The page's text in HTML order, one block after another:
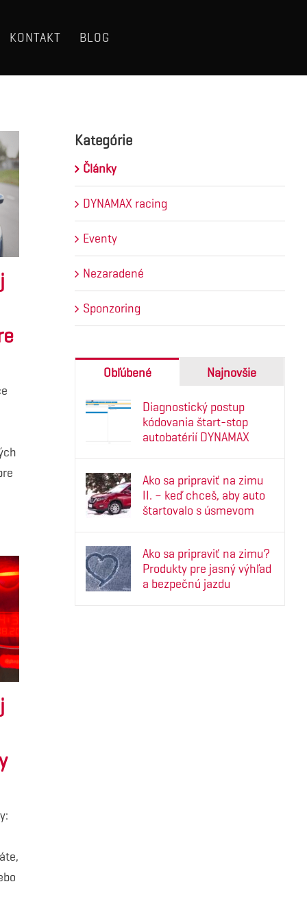
KONTAKT BLOG
Kategórie
Články
DYNAMAX racing
Eventy
Nezaradené
Sponzoring
Obľúbené Najnovšie
Diagnostický postup
kódovania štart-stop
autobatérií DYNAMAX
Ako sa pripraviť na zimu
II. – keď chceš, aby auto
štartovalo s úsmevom
Ako sa pripraviť na zimu?
Produkty pre jasný výhľad
a bezpečnú jazdu